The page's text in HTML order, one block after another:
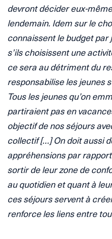
devront décider eux-
lendemain. Idem sur le
connaissent le budget par
s’ils choisissent une
ce sera au détriment du
responsabilise les jeunes
Tous les jeunes qu’on
partiraient pas en
objectif de nos séjours
collectif […] On doit aussi
appréhensions par
sortir de leur zone de
au quotidien et quant à
ces séjours servent à
renforce les liens entre